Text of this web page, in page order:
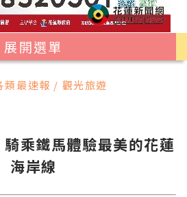
展開選單
類最速報 / 觀光旅遊
乘鐵馬體驗最美的花蓮
海岸線